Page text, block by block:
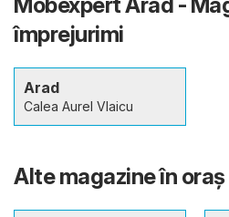
împrejurimi
Arad
Calea Aurel Vlaicu
Alte magazine în